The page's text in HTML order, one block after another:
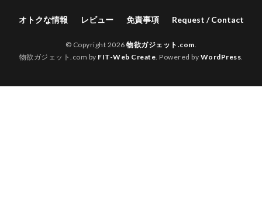
オトクな情報 レビュー 免責事項 Request / Contact
© Copyright 2026物欲ガジェット.com
物欲ガジェット.com by FIT-Web Create . Powered by WordPress